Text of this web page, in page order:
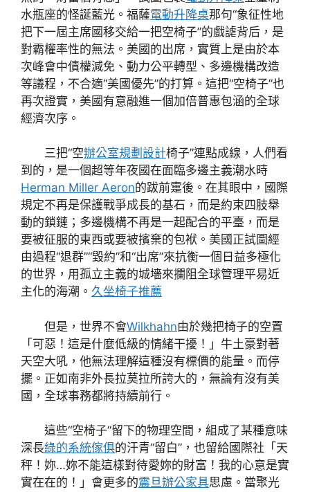
水瓶座的怪誕藍光。福薩電動升降桌那句“象征性地
把下一屆主席國移交給一把空椅子”的戲謔背后，是
對霸權率性的無法。美國的出席，實質上是由於本
次峰會中債權減免、動力公平轉型、多邊機構改造
等議程，不合適“美國優先”的打算。這把“空椅子”也
再次證實，美國有意融進一個加倍普惠包涵的全球
經濟次序。
三把“空辦公室規劃設計椅子”連點成線，人們看
到的，是一個超等年夜國在面臨多邊主義潮水時
Herman Miller Aeron的跋前疐後。在其眼中，國際
規定不再是保護戰爭成長的基石，而是約束四肢舉
動的鎖鏈；多邊機構不再是一起配合的平臺，而是
要被征服的東西或要被擯棄的包袱。美國正試圖經
由過程“退群”“毀約”和“出席”來抗衡一個日益多極化
的世界，用孤立主義的城墻來攔阻全球管理平易近
主化的海潮。 久坐椅子推薦
但是，世界不會Wilkhahn由於幾把椅子的空置
「可惡！這是什麼低級的情緒干擾！」牛土豪對著
天空大吼，他無法理解這種沒有標價的能量。而停
擺。正如南非外長拉莫拉所誇大的，無論有沒有美
國，全球事務都將持續前行。
這些“空椅子”留下的物理空間，組成了某種意味
深長綠的系統傢俱的汗青“留白”，也留給國際社「天
秤！妳…妳不能這樣對待愛妳的財富！我的心意是實
實在在的！」會更多的震旦辦公家具思慮。當聚光